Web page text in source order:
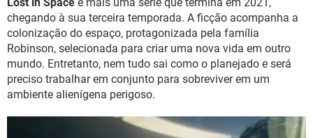
chegando à sua terceira temporada. A ficção acompanha a
colonização do espaço, protagonizada pela família
Robinson, selecionada para criar uma nova vida em outro
mundo. Entretanto, nem tudo sai como o planejado e será
preciso trabalhar em conjunto para sobreviver em um
ambiente alienígena perigoso.